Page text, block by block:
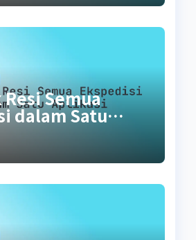
Resi Semua
dalam Satu